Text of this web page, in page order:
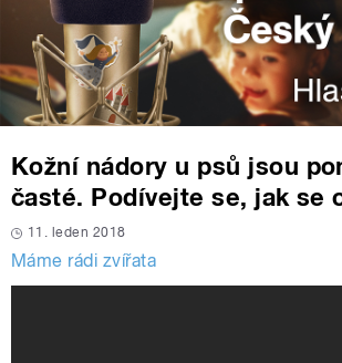
Kožní nádory u psů jsou
časté. Podívejte se, jak se
11. leden 2018
Máme rádi zvířata